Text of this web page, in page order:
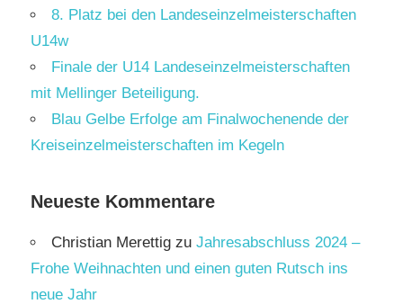
8. Platz bei den Landeseinzelmeisterschaften
U14w
Finale der U14 Landeseinzelmeisterschaften
mit Mellinger Beteiligung.
Blau Gelbe Erfolge am Finalwochenende der
Kreiseinzelmeisterschaften im Kegeln
Neueste Kommentare
Christian Merettig zu Jahresabschluss 2024 –
Frohe Weihnachten und einen guten Rutsch ins
neue Jahr